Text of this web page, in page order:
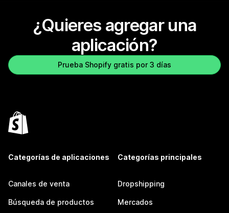
¿Quieres agregar una
aplicación?
Prueba Shopify gratis por 3 días
Categorías de aplicaciones
Canales de venta
Búsqueda de productos
Categorías principales
Dropshipping
Mercados